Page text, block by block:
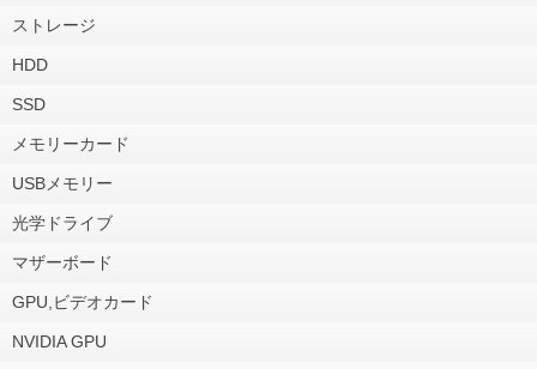
ストレージ
HDD
SSD
メモリーカード
USBメモリー
光学ドライブ
マザーボード
GPU,ビデオカード
NVIDIA GPU